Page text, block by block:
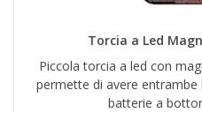
Torcia a Led
Piccola torcia a led con
permette di avere entrambe
batterie a